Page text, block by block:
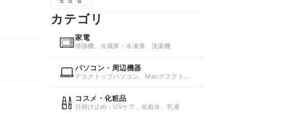
カテゴリ
家電
掃除機、冷蔵庫・冷凍庫、洗濯機
パソコン・周辺機器
デスクトップパソコン、Macデスクトッ
コスメ・化粧品
日焼け止め・UVケア、化粧水、乳液